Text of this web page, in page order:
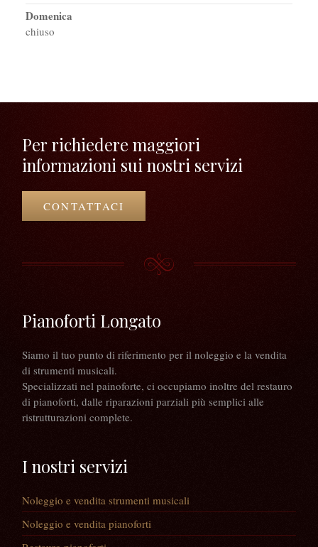
Domenica
chiuso
Per richiedere maggiori
informazioni sui nostri servizi
CONTATTACI
Pianoforti Longato
Siamo il tuo punto di riferimento per il noleggio e la vendita
di strumenti musicali.
Specializzati nel painoforte, ci occupiamo inoltre del restauro
di pianoforti, dalle riparazioni parziali più semplici alle
ristrutturazioni complete.
I nostri servizi
Noleggio e vendita strumenti musicali
Noleggio e vendita pianoforti